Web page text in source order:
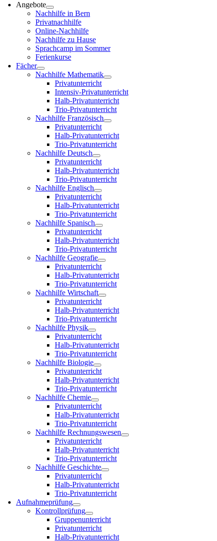
Angebote
Nachhilfe in Bern
Privatnachhilfe
Online-Nachhilfe
Nachhilfe zu Hause
Sprachcamp im Sommer
Ferienkurse
Fächer
Nachhilfe Mathematik
Privatunterricht
Intensiv-Privatunterricht
Halb-Privatunterricht
Trio-Privatunterricht
Nachhilfe Französisch
Privatunterricht
Halb-Privatunterricht
Trio-Privatunterricht
Nachhilfe Deutsch
Privatunterricht
Halb-Privatunterricht
Trio-Privatunterricht
Nachhilfe Englisch
Privatunterricht
Halb-Privatunterricht
Trio-Privatunterricht
Nachhilfe Spanisch
Privatunterricht
Halb-Privatunterricht
Trio-Privatunterricht
Nachhilfe Geografie
Privatunterricht
Halb-Privatunterricht
Trio-Privatunterricht
Nachhilfe Wirtschaft
Privatunterricht
Halb-Privatunterricht
Trio-Privatunterricht
Nachhilfe Physik
Privatunterricht
Halb-Privatunterricht
Trio-Privatunterricht
Nachhilfe Biologie
Privatunterricht
Halb-Privatunterricht
Trio-Privatunterricht
Nachhilfe Chemie
Privatunterricht
Halb-Privatunterricht
Trio-Privatunterricht
Nachhilfe Rechnungswesen
Privatunterricht
Halb-Privatunterricht
Trio-Privatunterricht
Nachhilfe Geschichte
Privatunterricht
Halb-Privatunterricht
Trio-Privatunterricht
Aufnahmeprüfung
Kontrollprüfung
Gruppenunterricht
Privatunterricht
Halb-Privatunterricht